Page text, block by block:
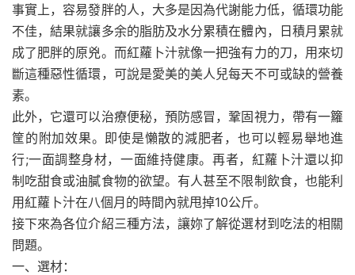
事實上，容易發胖的人，大多是因為代謝能力低，循環功能
不佳，結果就讓多余的脂肪及水分累積在體內，日積月累就
成了肥胖的原兇。而紅蘿卜汁就像一把強有力的刀，用來切
斷這種惡性循環，可說是愛美的美人兒每天不可或缺的營養
素。
此外，它還可以治療便秘，預防感冒，鞏固視力，帶有一籮
筐的附加效果。即使是懶散的減肥者，也可以輕易舉地進
行;一面調整身材，一面維持健康。再者，紅蘿卜汁還以抑
制吃甜食或油膩食物的欲望。有人甚至不限制飲食，也能利
用紅蘿卜汁在八個月的時間內就甩掉10公斤。
接下來為各位介紹三種方法，讓妳了解從選材到吃法的相關
問題。
一、選材：